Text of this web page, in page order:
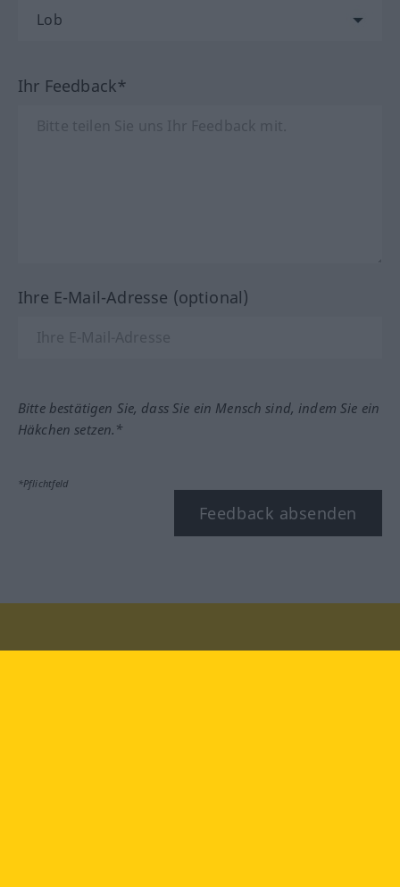
Ihr Feedback*
Ihre E-Mail-Adresse (optional)
Bitte bestätigen Sie, dass Sie ein Mensch sind, indem Sie ein
Häkchen setzen.*
*Pflichtfeld
Feedback absenden
Besuchen Sie uns auf: